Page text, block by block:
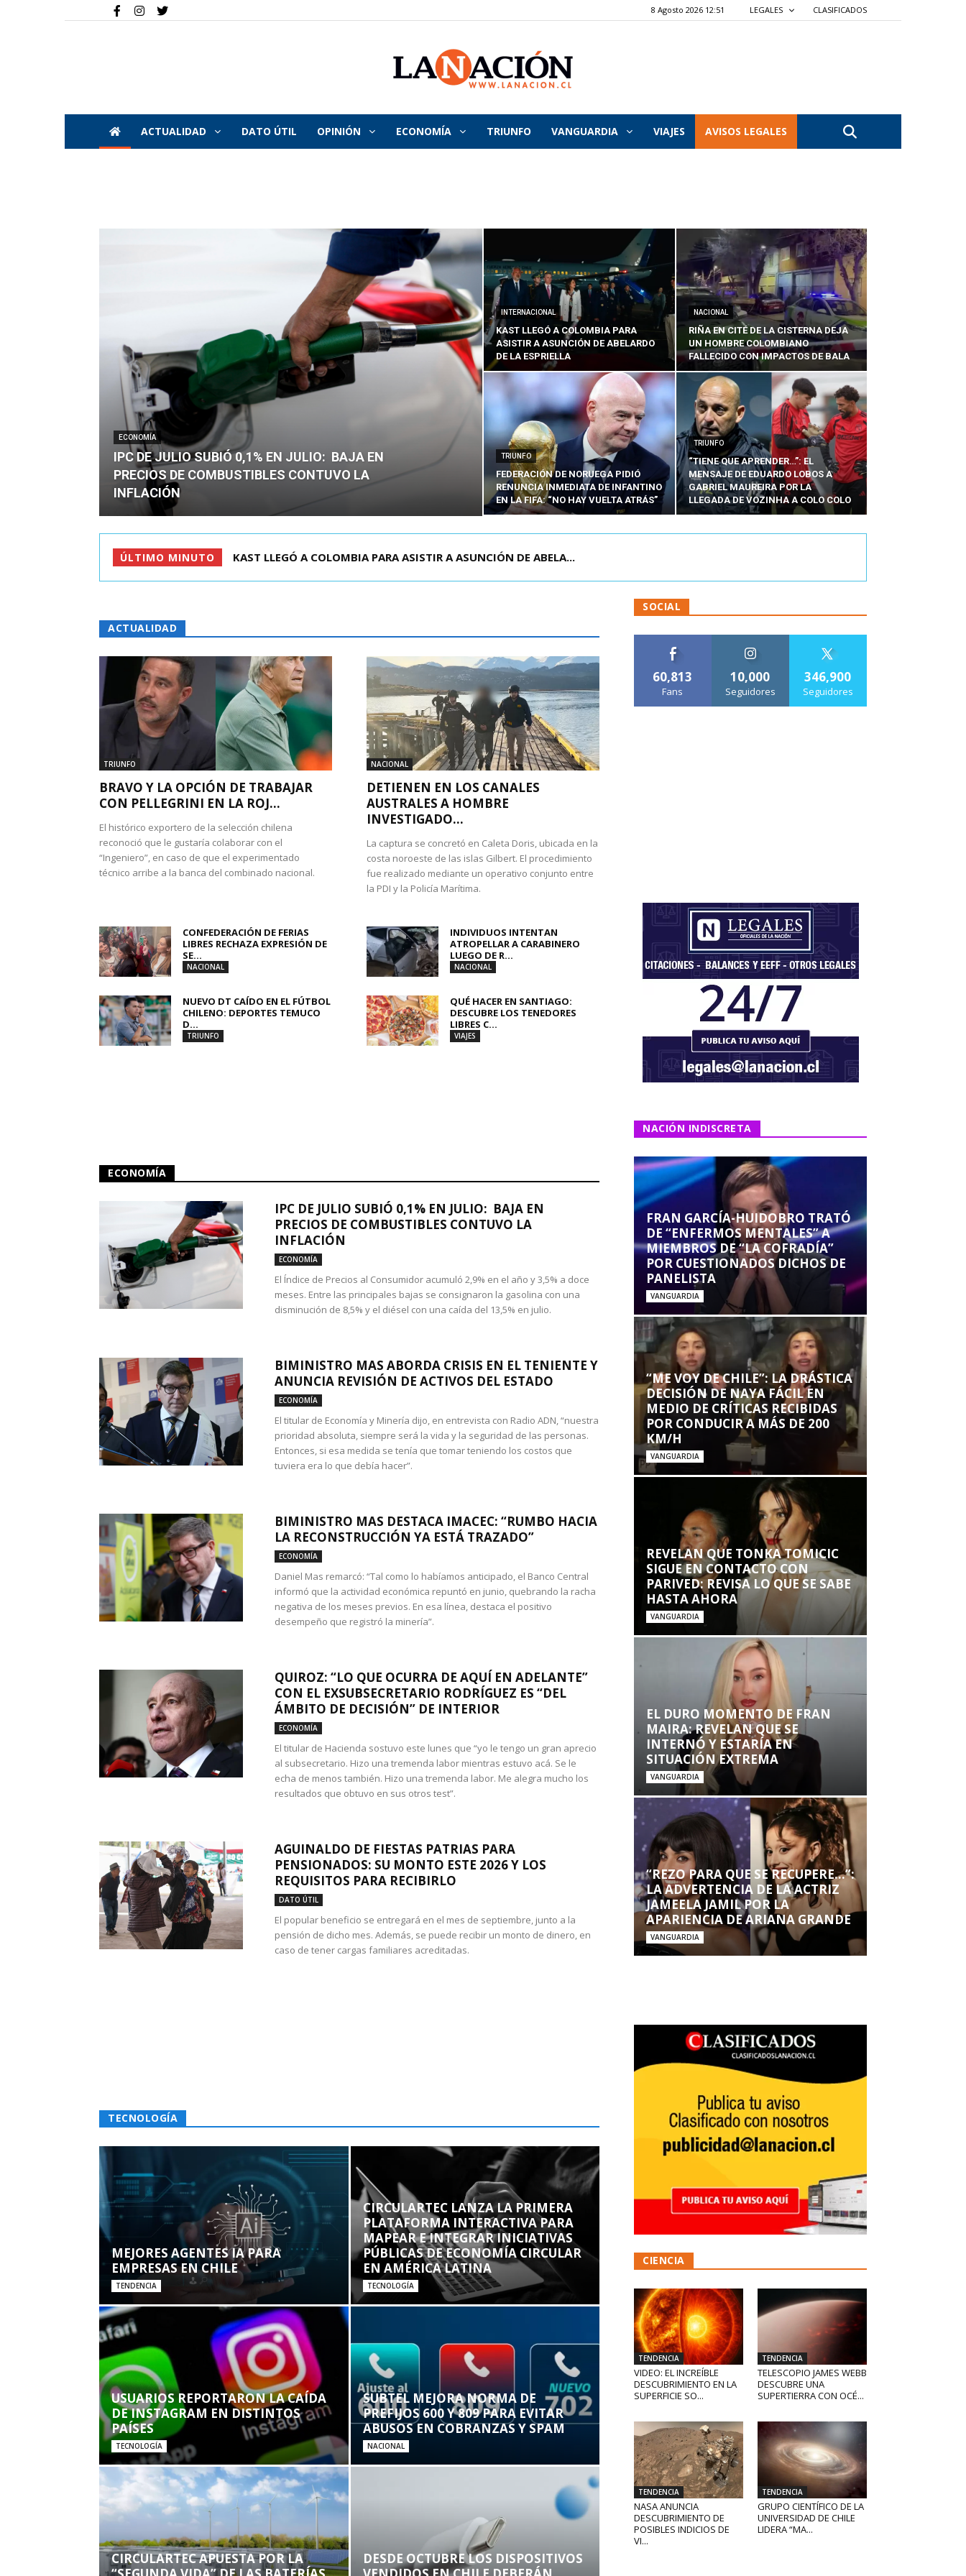
8 Agosto 2026 12:51 LEGALES CLASIFICADOS
La
Nación
ACTUALIDAD DATO ÚTIL OPINIÓN ECONOMÍA TRIUNFO VANGUARDIA VIAJES AVISOS LEGALES
ECONOMÍA
IPC DE JULIO SUBIÓ 0,1% EN JULIO: BAJA EN
PRECIOS DE COMBUSTIBLES CONTUVO LA
INFLACIÓN
INTERNACIONAL
KAST LLEGÓ A COLOMBIA PARA
ASISTIR A ASUNCIÓN DE ABELARDO
DE LA ESPRIELLA
NACIONAL
RIÑA EN CITÉ DE LA CISTERNA DEJA
UN HOMBRE COLOMBIANO
FALLECIDO CON IMPACTOS DE BALA
TRIUNFO
FEDERACIÓN DE NORUEGA PIDIÓ
RENUNCIA INMEDIATA DE INFANTINO
EN LA FIFA: “NO HAY VUELTA ATRÁS”
TRIUNFO
“TIENE QUE APRENDER…”: EL
MENSAJE DE EDUARDO LOBOS A
GABRIEL MAUREIRA POR LA
LLEGADA DE VOZINHA A COLO COLO
ÚLTIMO MINUTO RIÑA EN CITÉ DE LA CISTERNA DEJA UN HOMBRE COLOMBIANO ...
ACTUALIDAD
TRIUNFO
BRAVO Y LA OPCIÓN DE TRABAJAR
CON PELLEGRINI EN LA ROJ...
El histórico exportero de la selección chilena
reconoció que le gustaría colaborar con el
“Ingeniero”, en caso de que el experimentado
técnico arribe a la banca del combinado nacional.
NACIONAL
DETIENEN EN LOS CANALES
AUSTRALES A HOMBRE
INVESTIGADO...
La captura se concretó en Caleta Doris, ubicada en la
costa noroeste de las islas Gilbert. El procedimiento
fue realizado mediante un operativo conjunto entre
la PDI y la Policía Marítima.
CONFEDERACIÓN DE FERIAS
LIBRES RECHAZA EXPRESIÓN DE
SE...
NACIONAL
INDIVIDUOS INTENTAN
ATROPELLAR A CARABINERO
LUEGO DE R...
NACIONAL
NUEVO DT CAÍDO EN EL FÚTBOL
CHILENO: DEPORTES TEMUCO
D...
TRIUNFO
QUÉ HACER EN SANTIAGO:
DESCUBRE LOS TENEDORES
LIBRES C...
VIAJES
ECONOMÍA
IPC DE JULIO SUBIÓ 0,1% EN JULIO: BAJA EN
PRECIOS DE COMBUSTIBLES CONTUVO LA
INFLACIÓN
ECONOMÍA
El Índice de Precios al Consumidor acumuló 2,9% en el año y 3,5% a doce
meses. Entre las principales bajas se consignaron la gasolina con una
disminución de 8,5% y el diésel con una caída del 13,5% en julio.
BIMINISTRO MAS ABORDA CRISIS EN EL TENIENTE Y
ANUNCIA REVISIÓN DE ACTIVOS DEL ESTADO
ECONOMÍA
El titular de Economía y Minería dijo, en entrevista con Radio ADN, “nuestra
prioridad absoluta, siempre será la vida y la seguridad de las personas.
Entonces, si esa medida se tenía que tomar teniendo los costos que
tuviera era lo que debía hacer”.
BIMINISTRO MAS DESTACA IMACEC: “RUMBO HACIA
LA RECONSTRUCCIÓN YA ESTÁ TRAZADO”
ECONOMÍA
Daniel Mas remarcó: “Tal como lo habíamos anticipado, el Banco Central
informó que la actividad económica repuntó en junio, quebrando la racha
negativa de los meses previos. En esa línea, destaca el positivo
desempeño que registró la minería”.
QUIROZ: “LO QUE OCURRA DE AQUÍ EN ADELANTE”
CON EL EXSUBSECRETARIO RODRÍGUEZ ES “DEL
ÁMBITO DE DECISIÓN” DE INTERIOR
ECONOMÍA
El titular de Hacienda sostuvo este lunes que “yo le tengo un gran aprecio
al subsecretario. Hizo una tremenda labor mientras estuvo acá. Se le
echa de menos también. Hizo una tremenda labor. Me alegra mucho los
resultados que obtuvo en sus otros test”.
AGUINALDO DE FIESTAS PATRIAS PARA
PENSIONADOS: SU MONTO ESTE 2026 Y LOS
REQUISITOS PARA RECIBIRLO
DATO ÚTIL
El popular beneficio se entregará en el mes de septiembre, junto a la
pensión de dicho mes. Además, se puede recibir un monto de dinero, en
caso de tener cargas familiares acreditadas.
TECNOLOGÍA
MEJORES AGENTES IA PARA
EMPRESAS EN CHILE
TENDENCIA
CIRCULARTEC LANZA LA PRIMERA
PLATAFORMA INTERACTIVA PARA
MAPEAR E INTEGRAR INICIATIVAS
PÚBLICAS DE ECONOMÍA CIRCULAR
EN AMÉRICA LATINA
TECNOLOGÍA
USUARIOS REPORTARON LA CAÍDA
DE INSTAGRAM EN DISTINTOS
PAÍSES
TECNOLOGÍA
SUBTEL MEJORA NORMA DE
PREFIJOS 600 Y 809 PARA EVITAR
ABUSOS EN COBRANZAS Y SPAM
NACIONAL
CIRCULARTEC APUESTA POR LA
DESDE OCTUBRE LOS DISPOSITIVOS
SOCIAL
60,813
Fans
10,000
Seguidores
346,900
Seguidores
NACIÓN INDISCRETA
FRAN GARCÍA-HUIDOBRO TRATÓ
DE “ENFERMOS MENTALES” A
MIEMBROS DE “LA COFRADÍA”
POR CUESTIONADOS DICHOS DE
PANELISTA
VANGUARDIA
“ME VOY DE CHILE”: LA DRÁSTICA
DECISIÓN DE NAYA FÁCIL EN
MEDIO DE CRÍTICAS RECIBIDAS
POR CONDUCIR A MÁS DE 200
KM/H
VANGUARDIA
REVELAN QUE TONKA TOMICIC
SIGUE EN CONTACTO CON
PARIVED: REVISA LO QUE SE SABE
HASTA AHORA
VANGUARDIA
EL DURO MOMENTO DE FRAN
MAIRA: REVELAN QUE SE
INTERNÓ Y ESTARÍA EN
SITUACIÓN EXTREMA
VANGUARDIA
“REZO PARA QUE SE RECUPERE…”:
LA ADVERTENCIA DE LA ACTRIZ
JAMEELA JAMIL POR LA
APARIENCIA DE ARIANA GRANDE
VANGUARDIA
CIENCIA
TENDENCIA
VIDEO: EL INCREÍBLE
DESCUBRIMIENTO EN LA
SUPERFICIE SO...
TENDENCIA
TELESCOPIO JAMES WEBB
DESCUBRE UNA
SUPERTIERRA CON OCÉ...
TENDENCIA
NASA ANUNCIA
DESCUBRIMIENTO DE
POSIBLES INDICIOS DE
VI...
TENDENCIA
GRUPO CIENTÍFICO DE LA
UNIVERSIDAD DE CHILE
LIDERA “MA...